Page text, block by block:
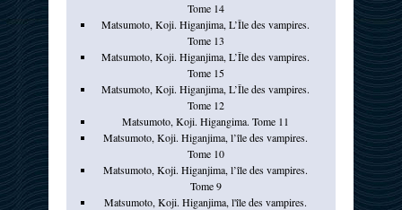
Tome 14
Matsumoto, Koji. Higanjima, L’Île des vampires.
Tome 13
Matsumoto, Koji. Higanjima, L’Île des vampires.
Tome 15
Matsumoto, Koji. Higanjima, L’Île des vampires.
Tome 12
Matsumoto, Koji. Higangima. Tome 11
Matsumoto, Koji. Higanjima, l’île des vampires.
Tome 10
Matsumoto, Koji. Higanjima, l’île des vampires.
Tome 9
Matsumoto, Koji. Higanjima, l'île des vampires.